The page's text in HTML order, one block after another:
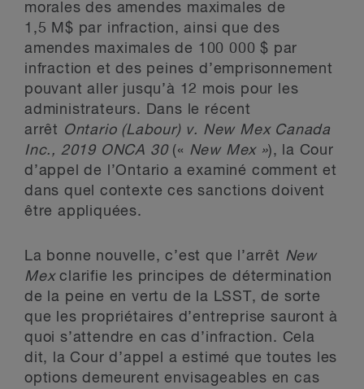
morales des amendes maximales de
1,5 M$ par infraction, ainsi que des
amendes maximales de 100 000 $ par
infraction et des peines d’emprisonnement
pouvant aller jusqu’à 12 mois pour les
administrateurs. Dans le récent
arrêt Ontario (Labour) v. New Mex Canada
Inc., 2019 ONCA 30(« New Mex »), la Cour
d’appel de l’Ontario a examiné comment et
dans quel contexte ces sanctions doivent
être appliquées.
La bonne nouvelle, c’est que l’arrêt New
Mexclarifie les principes de détermination
de la peine en vertu de la LSST, de sorte
que les propriétaires d’entreprise sauront à
quoi s’attendre en cas d’infraction. Cela
dit, la Cour d’appel a estimé que toutes les
options demeurent envisageables en cas